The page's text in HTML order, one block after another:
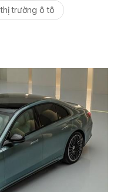
thị trường ô tô